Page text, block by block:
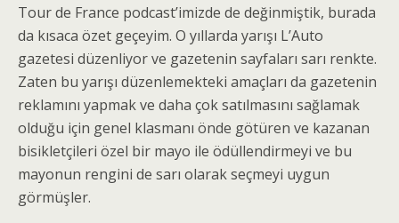
Tour de France podcast’imizde de değinmiştik, burada
da kısaca özet geçeyim. O yıllarda yarışı L’Auto
gazetesi düzenliyor ve gazetenin sayfaları sarı renkte.
Zaten bu yarışı düzenlemekteki amaçları da gazetenin
reklamını yapmak ve daha çok satılmasını sağlamak
olduğu için genel klasmanı önde götüren ve kazanan
bisikletçileri özel bir mayo ile ödüllendirmeyi ve bu
mayonun rengini de sarı olarak seçmeyi uygun
görmüşler.